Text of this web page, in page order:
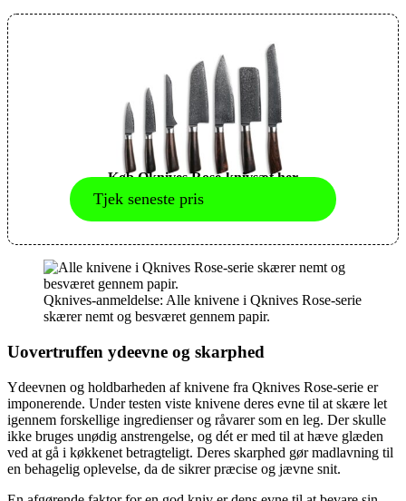
Køb Qknives Rose-knivsæt her
Tjek seneste pris
Qknives-anmeldelse: Alle knivene i Qknives Rose-serie
skærer nemt og besværet gennem papir.
Uovertruffen ydeevne og skarphed
Ydeevnen og holdbarheden af knivene fra Qknives Rose-serie er
imponerende. Under testen viste knivene deres evne til at skære let
igennem forskellige ingredienser og råvarer som en leg. Der skulle
ikke bruges unødig anstrengelse, og dét er med til at hæve glæden
ved at gå i køkkenet betragteligt. Deres skarphed gør madlavning til
en behagelig oplevelse, da de sikrer præcise og jævne snit.